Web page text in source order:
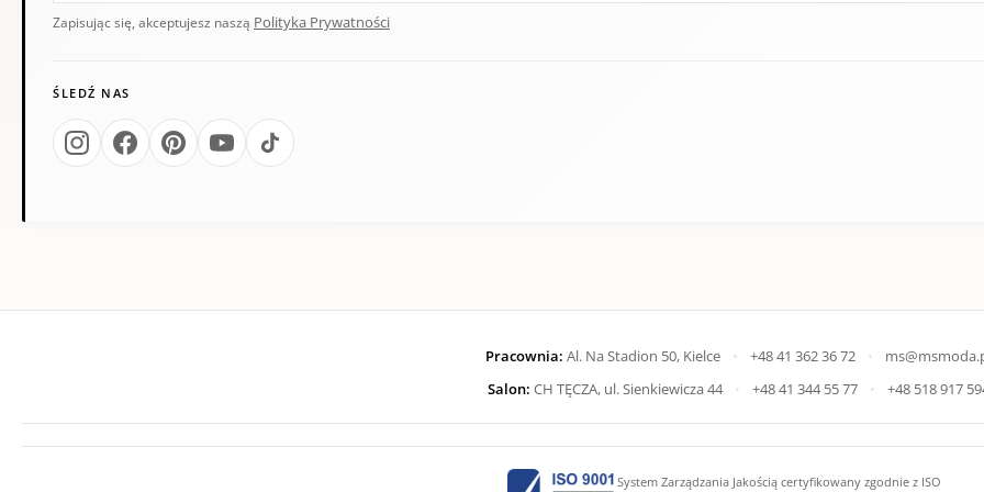
Zapisując się, akceptujesz naszą Polityka Prywatności
ŚLEDŹ NAS
Pracownia: Al. Na Stadion 50, Kielce • +48 41 362 36 72 •
Salon: CH TĘCZA, ul. Sienkiewicza 44 • +48 41 344 55 77 • +48 518 917
System Zarządzania Jakością certyfikowany zgodnie z ISO